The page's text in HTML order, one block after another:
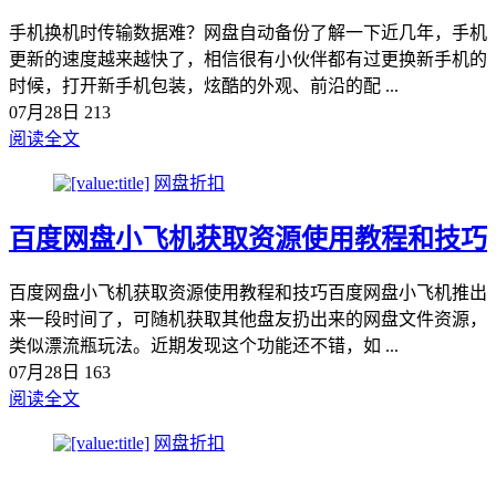
手机换机时传输数据难？网盘自动备份了解一下近几年，手机
更新的速度越来越快了，相信很有小伙伴都有过更换新手机的
时候，打开新手机包装，炫酷的外观、前沿的配 ...
07月28日 213
阅读全文
网盘折扣
百度网盘小飞机获取资源使用教程和技巧
百度网盘小飞机获取资源使用教程和技巧百度网盘小飞机推出
来一段时间了，可随机获取其他盘友扔出来的网盘文件资源，
类似漂流瓶玩法。近期发现这个功能还不错，如 ...
07月28日 163
阅读全文
网盘折扣